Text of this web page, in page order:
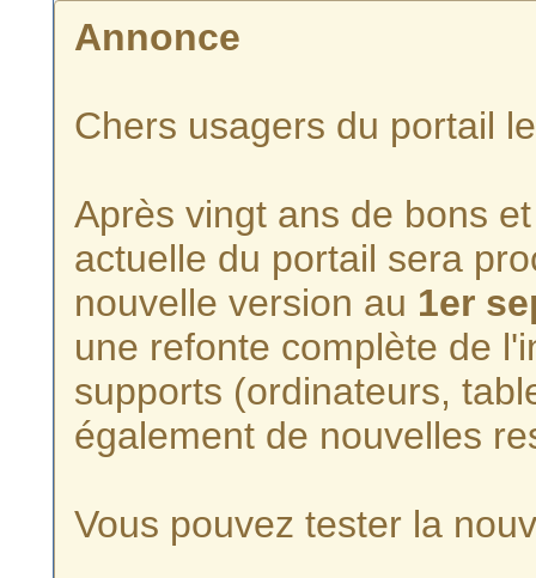
Annonce
Chers usagers du portail
Après vingt ans de bons
actuelle du portail sera
nouvelle version au 1er
une refonte complète de
supports (ordinateurs,
également de nouvelles
Vous pouvez tester la